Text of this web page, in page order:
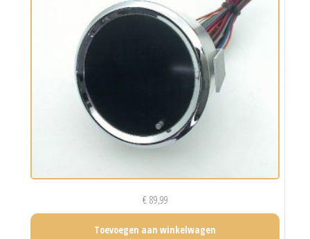
€89,99
Toevoegen aan winkelwagen